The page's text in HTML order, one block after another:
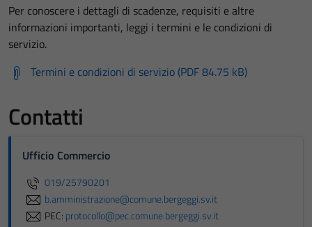
Per conoscere i dettagli di scadenze, requisiti e altre
informazioni importanti, leggi i termini e le condizioni di
servizio.
Termini e condizioni di servizio (PDF 84.75 kB)
Contatti
Ufficio Commercio
019/25790201
b.amministrazione@comune.bergeggi.sv.it
PEC: protocollo@pec.comune.bergeggi.sv.it